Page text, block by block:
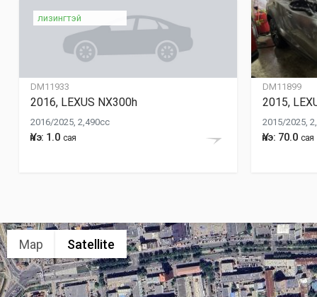
DM11933
лизингтэй
2016, LEXUS NX300h
2016/2025, 2,490cc
Үнэ: 1.0 сая
DM11899
2015,
2015/2025,
Үнэ: 70.0 сая
Map Satellite